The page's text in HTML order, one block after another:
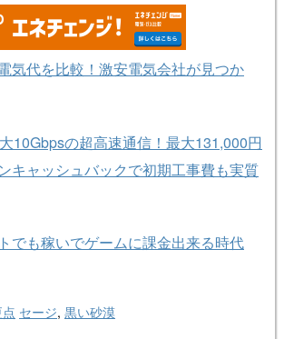
気代を比較！激安電気会社が見つか
10Gbpsの超高速通信！最大131,000円
キャッシュバックで初期工事費も実質
でも稼いでゲームに課金出来る時代
セージ, 黒い砂漠